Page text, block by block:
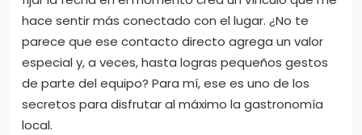
hace sentir más conectado con el lugar. ¿No te
parece que ese contacto directo agrega un valor
especial y, a veces, hasta logras pequeños gestos
de parte del equipo? Para mí, ese es uno de los
secretos para disfrutar al máximo la gastronomía
local.